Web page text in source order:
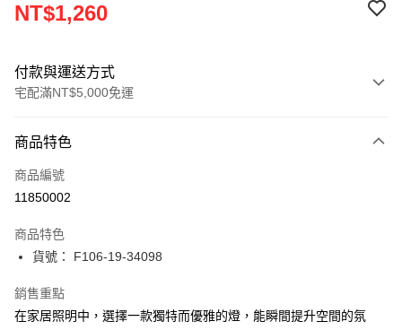
NT$1,260
付款與運送方式
宅配滿NT$5,000免運
信用卡一次付款
LINE Pay
街口支付
悠遊付
Google Pay
商品特色
商品編號
11850002
商品特色
貨號： F106-19-34098
銷售重點
在家居照明中，選擇一款獨特而優雅的燈，能瞬間提升空間的氛